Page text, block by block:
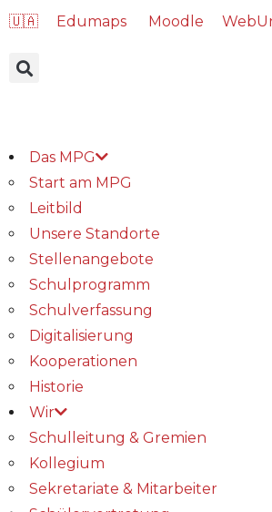
🇺🇦 Edumaps Moodle
Das MPG
Start am MPG
Leitbild
Unsere Standorte
Stellenangebote
Schulprogramm
Schulverfassung
Digitalisierung
Kooperationen
Historie
Wir
Schulleitung & Gremien
Kollegium
Sekretariate & Mitarbeiter